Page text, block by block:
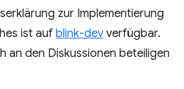
zur Implementierung
ist auf blink-dev verfügbar.
an den Diskussionen beteiligen